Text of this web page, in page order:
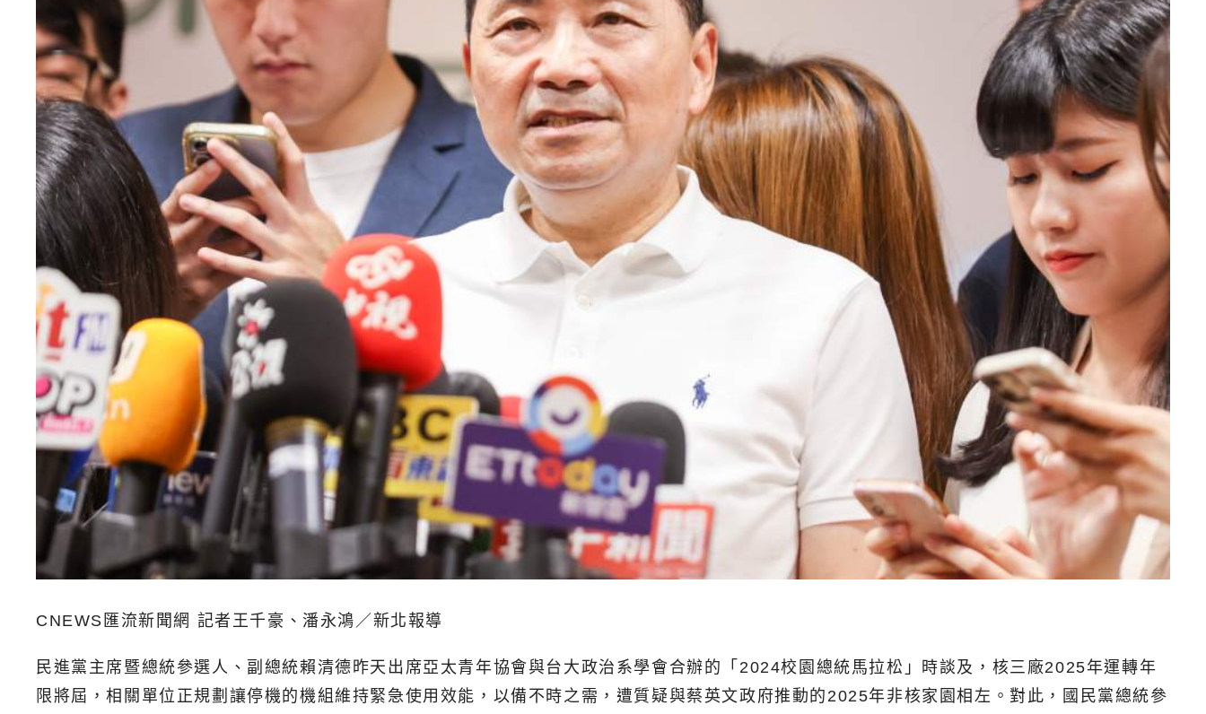
CNEWS匯流新聞網 記者王千豪、潘永鴻／新北報導
民進黨主席暨總統參選人、副總統賴清德昨天出席亞太青年協會與台大政治系學會合辦的「2024校園總統馬拉松」時談及，核三廠2025年運轉年
限將屆，相關單位正規劃讓停機的機組維持緊急使用效能，以備不時之需，遭質疑與蔡英文政府推動的2025年非核家園相左。對此，國民黨總統參